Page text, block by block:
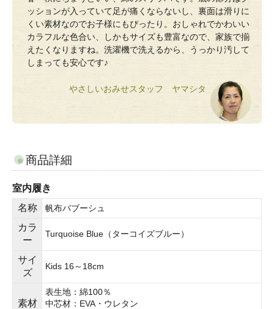
ッションが入っていて足が痛くならないし、裏面は滑りに
くい素材なのでお子様にもぴったり。おしゃれでかわいい
カラフルな色合い、しかもサイズも豊富なので、家族で揃
えたくなりますね。洗濯機で洗えるから、うっかり汚して
しまっても安心です♪
やさしいおみせスタッフ ヤマシタ
商品詳細
室内履き
名称
帆布バブーシュ
カラ
ー
Turquoise Blue（ターコイズブルー）
サイ
ズ
Kids 16～18cm
素材
表生地：綿100％
中芯材：EVA・ウレタン